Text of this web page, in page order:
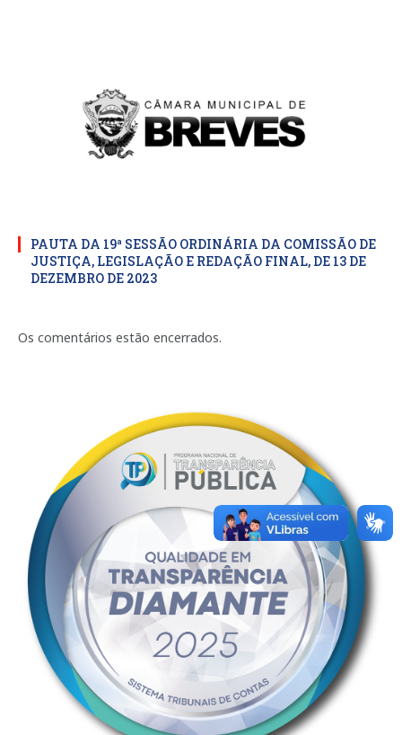
PAUTA DA 19ª SESSÃO ORDINÁRIA DA COMISSÃO DE
JUSTIÇA, LEGISLAÇÃO E REDAÇÃO FINAL, DE 13 DE
DEZEMBRO DE 2023
Os comentários estão encerrados.